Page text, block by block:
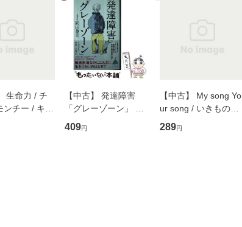
生命力 / チ
ンチー / キュ
ド [CD]
便送料無料】
【中古】 発達障害
「グレーゾーン」 そ
の正しい理解と克服法
(SB新書 572) / 岡田尊
409円
【中古】 My song Yo
ur song / いきものが
かり / [CD]【メール便
送料無料】
289円